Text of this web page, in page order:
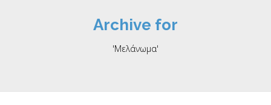
** Παρακαλείστε να σημειώσετε ότι η ηλεκτρονική αίτηση
ραντεβού θα πραγματοποιηθεί το συντομότερο δυνατόν και το
Archive for
'Μελάνωμα'